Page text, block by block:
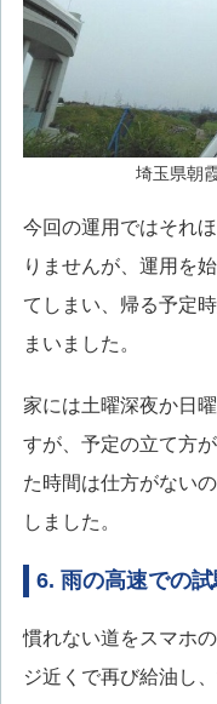
埼玉県朝
今回の運用ではそれ
りませんが、運用を
てしまい、帰る予定
まいました。
家には土曜深夜か日
すが、予定の立て方
た時間は仕方がない
しました。
6. 雨の高速での
慣れない道をスマホ
ジ近くで再び給油し